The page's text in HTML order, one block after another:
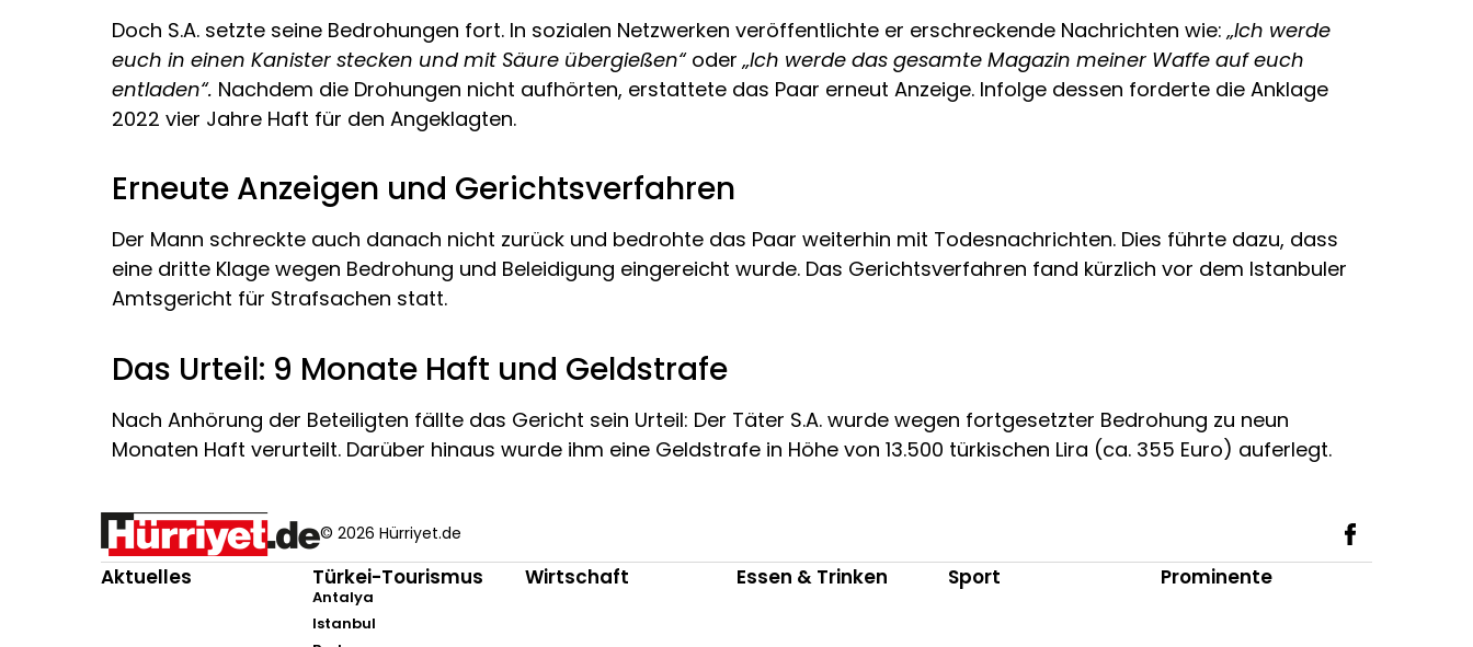
Doch S.A. setzte seine Bedrohungen fort. In sozialen Netzwerken veröffentlichte er erschreckende Nachrichten wie:„Ich werde
euch in einen Kanister stecken und mit Säure übergießen“oder„Ich werde das gesamte Magazin meiner Waffe auf euch
entladen“. Nachdem die Drohungen nicht aufhörten, erstattete das Paar erneut Anzeige. Infolge dessen forderte die Anklage
2022 vier Jahre Haft für den Angeklagten.
Erneute Anzeigen und Gerichtsverfahren
Der Mann schreckte auch danach nicht zurück und bedrohte das Paar weiterhin mit Todesnachrichten. Dies führte dazu, dass
eine dritte Klage wegen Bedrohung und Beleidigung eingereicht wurde. Das Gerichtsverfahren fand kürzlich vor dem Istanbuler
Amtsgericht für Strafsachen statt.
Das Urteil: 9 Monate Haft und Geldstrafe
Nach Anhörung der Beteiligten fällte das Gericht sein Urteil: Der Täter S.A. wurde wegen fortgesetzter Bedrohung zu neun
Monaten Haft verurteilt. Darüber hinaus wurde ihm eine Geldstrafe in Höhe von 13.500 türkischen Lira (ca. 355 Euro) auferlegt.
© 2026 Hürriyet.de
Aktuelles Türkei-Tourismus
Antalya
Istanbul
Wirtschaft Essen & Trinken Sport Prominente